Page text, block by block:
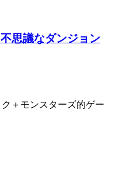
思議なダンジョン
＋モンスターズ的ゲー